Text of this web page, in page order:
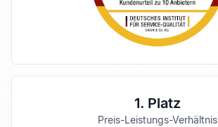
1. Platz
Preis-Leistungs-Verhältnis